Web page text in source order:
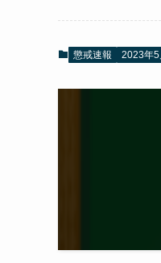
懲戒速報 2023年5